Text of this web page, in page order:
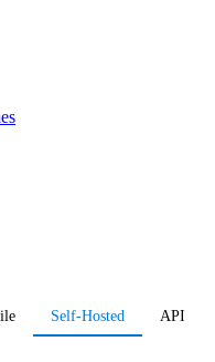
Self-Hosted API